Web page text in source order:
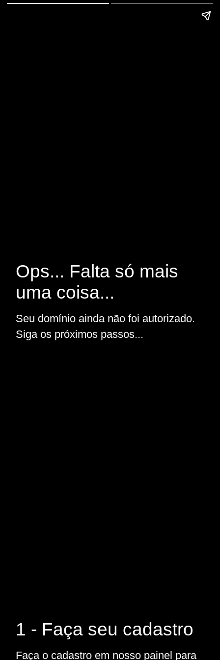
Ops... Falta só mais
uma coisa...
Seu domínio ainda não foi autorizado.
Siga os próximos passos...
1 - Faça seu cadastro
Faça o cadastro em nosso painel para